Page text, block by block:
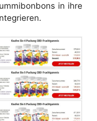
in ihre